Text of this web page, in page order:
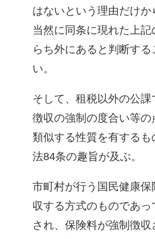
はないという理由だけ
当然に同条に現れた上
らち外にあると判断す
い。
そして、租税以外の公
徴収の強制の度合い等
類似する性質を有する
法84条の趣旨が及ぶ。
市町村が行う国民健康
収する方式のものであっ
され、保険料が強制徴